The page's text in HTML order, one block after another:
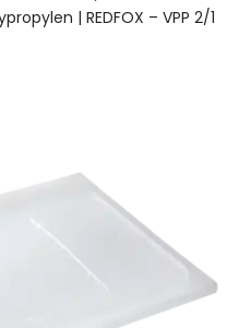
| REDFOX – VPP 2/1